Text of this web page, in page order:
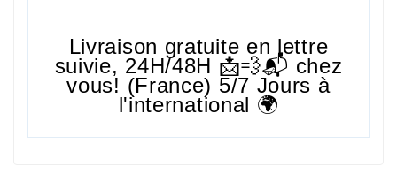
Livraison gratuite en lettre
suivie, 24H/48H 📩💨📬 chez
vous! (France) 5/7 Jours à
l'international 🌍